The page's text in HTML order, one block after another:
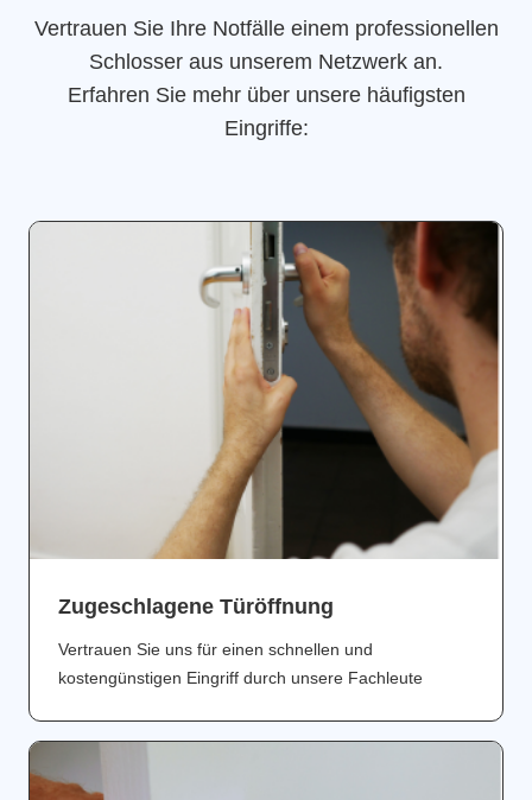
Vertrauen Sie Ihre Notfälle einem professionellen
Schlosser aus unserem Netzwerk an.
Erfahren Sie mehr über unsere häufigsten
Eingriffe:
Zugeschlagene Türöffnung
Vertrauen Sie uns für einen schnellen und
kostengünstigen Eingriff durch unsere Fachleute